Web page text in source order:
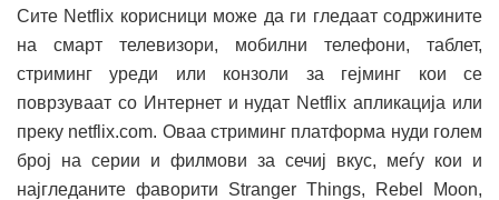
Сите Netflix корисници може да ги гледаат содржините
на смарт телевизори, мобилни телефони, таблет,
стриминг уреди или конзоли за гејминг кои се
поврзуваат со Интернет и нудат Netflix апликација или
преку netflix.com. Оваа стриминг платформа нуди голем
број на серии и филмови за сечиј вкус, меѓу кои и
најгледаните фаворити Stranger Things, Rebel Moon,